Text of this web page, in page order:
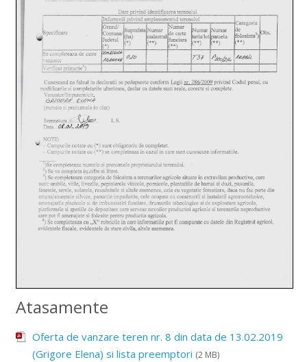
Atasamente
Oferta de vanzare teren nr. 8 din data de 13.02.2019
(Grigore Elena) si lista preemptori (2 MB)